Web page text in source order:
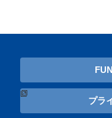
プラ